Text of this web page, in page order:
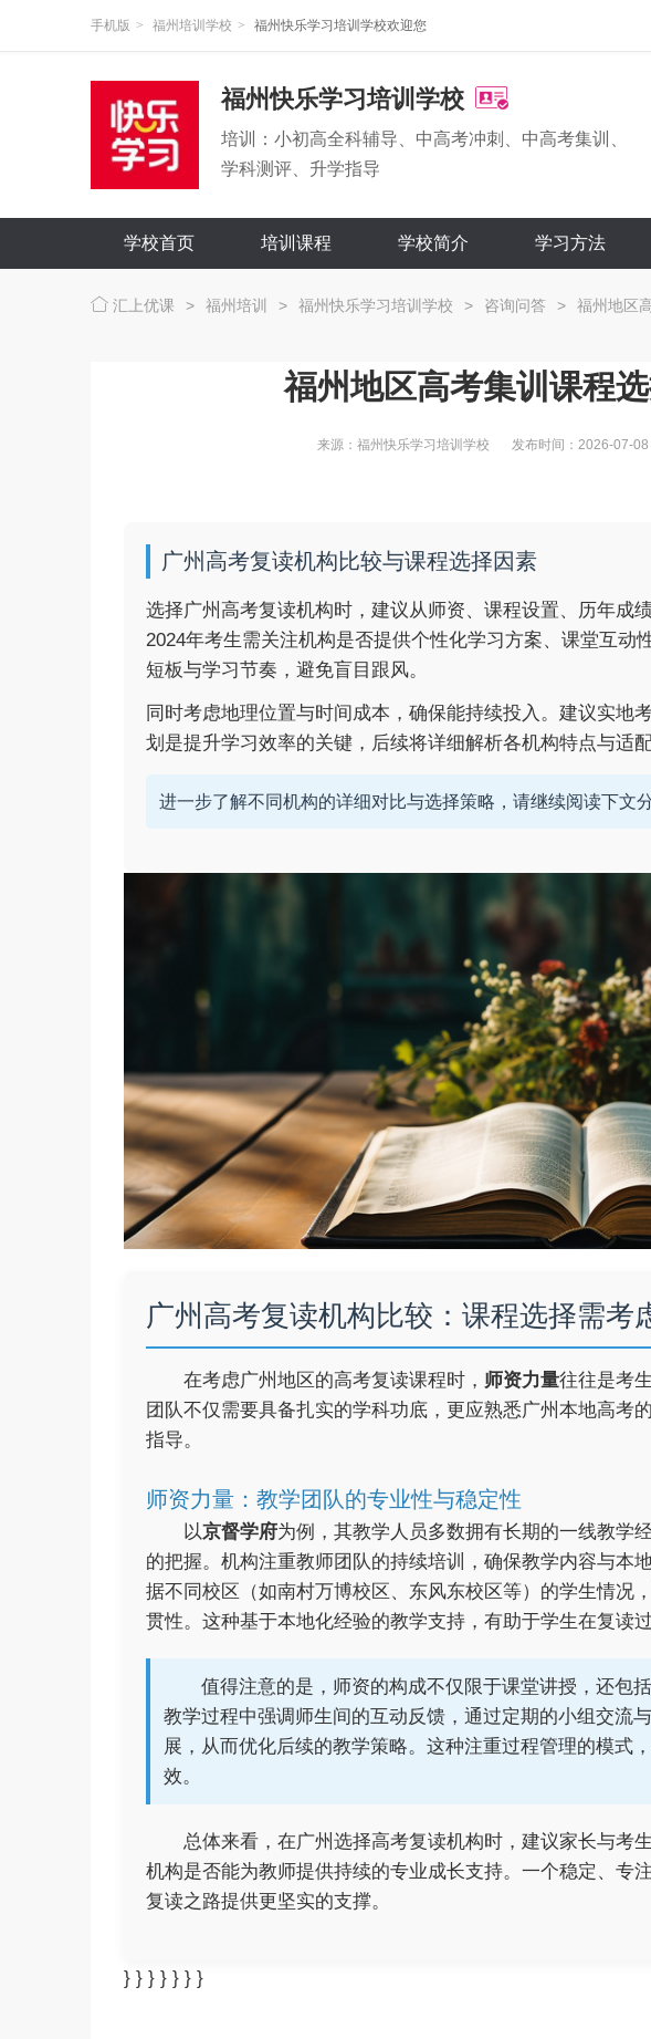
手机版 > 福州培训学校 > 福州快乐学习培训学校欢迎您
福州快乐学习培训学校
培训：小初高全科辅导、中高考冲刺、中高考集训、
学科测评、升学指导
学校首页 培训课程 学校简介 学习方法
汇上优课 > 福州培训 > 福州快乐学习培训学校 > 咨询问答 > 福州地区
福州地区高考集训课程
来源：福州快乐学习培训学校 发布时间：2026-07-
广州高考复读机构比较与课程选择因素
选择广州高考复读机构时，建议从师资、课程设置、历年成
2024年考生需关注机构是否提供个性化学习方案、课堂互动
短板与学习节奏，避免盲目跟风。
同时考虑地理位置与时间成本，确保能持续投入。建议实地
划是提升学习效率的关键，后续将详细解析各机构特点与适配
进一步了解不同机构的详细对比与选择策略，请继续阅读下文分
广州高考复读机构比较：课程选择需考
在考虑广州地区的高考复读课程时， 师资力量往往是考
团队不仅需要具备扎实的学科功底，更应熟悉广州本地高考
指导。
师资力量：教学团队的专业性与稳定性
以京督学府为例，其教学人员多数拥有长期的一线教学
的把握。机构注重教师团队的持续培训，确保教学内容与本
据不同校区（如南村万博校区、东风东校区等）的学生情况
贯性。这种基于本地化经验的教学支持，有助于学生在复读
值得注意的是，师资的构成不仅限于课堂讲授，还包
教学过程中强调师生间的互动反馈，通过定期的小组交流
展，从而优化后续的教学策略。这种注重过程管理的模式
效。
总体来看，在广州选择高考复读机构时，建议家长与考
机构是否能为教师提供持续的专业成长支持。一个稳定、专
复读之路提供更坚实的支撑。
} } } } } } }